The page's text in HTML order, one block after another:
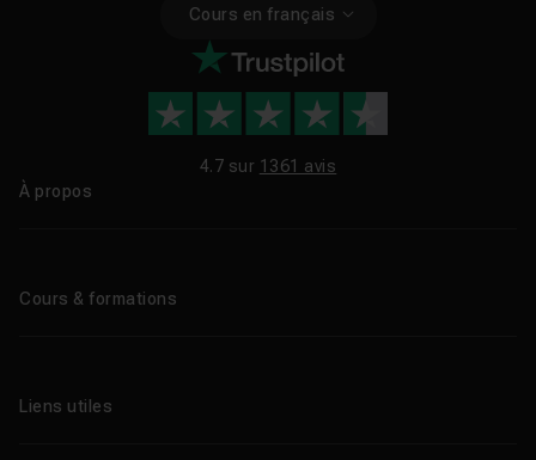
Cours en français
4.7 sur 1361 avis
À propos
Cours & formations
Formations certifiantes
Liens utiles